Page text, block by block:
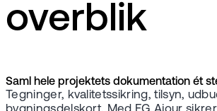
overblik
Saml hele projektets dokumentation ét
Tegninger, kvalitetssikring, tilsyn,